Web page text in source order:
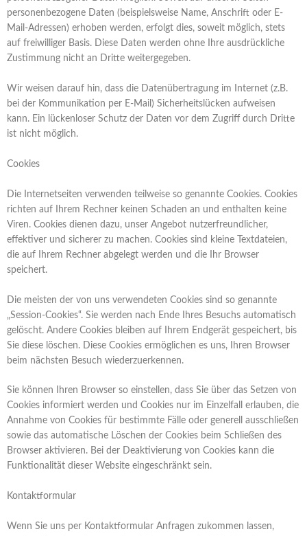
personenbezogene Daten (beispielsweise Name, Anschrift oder E-
Mail-Adressen) erhoben werden, erfolgt dies, soweit möglich, stets
auf freiwilliger Basis. Diese Daten werden ohne Ihre ausdrückliche
Zustimmung nicht an Dritte weitergegeben.
Wir weisen darauf hin, dass die Datenübertragung im Internet (z.B.
bei der Kommunikation per E-Mail) Sicherheitslücken aufweisen
kann. Ein lückenloser Schutz der Daten vor dem Zugriff durch Dritte
ist nicht möglich.
Cookies
Die Internetseiten verwenden teilweise so genannte Cookies. Cookies
richten auf Ihrem Rechner keinen Schaden an und enthalten keine
Viren. Cookies dienen dazu, unser Angebot nutzerfreundlicher,
effektiver und sicherer zu machen. Cookies sind kleine Textdateien,
die auf Ihrem Rechner abgelegt werden und die Ihr Browser
speichert.
Die meisten der von uns verwendeten Cookies sind so genannte
„Session-Cookies“. Sie werden nach Ende Ihres Besuchs automatisch
gelöscht. Andere Cookies bleiben auf Ihrem Endgerät gespeichert, bis
Sie diese löschen. Diese Cookies ermöglichen es uns, Ihren Browser
beim nächsten Besuch wiederzuerkennen.
Sie können Ihren Browser so einstellen, dass Sie über das Setzen von
Cookies informiert werden und Cookies nur im Einzelfall erlauben, die
Annahme von Cookies für bestimmte Fälle oder generell ausschließen
sowie das automatische Löschen der Cookies beim Schließen des
Browser aktivieren. Bei der Deaktivierung von Cookies kann die
Funktionalität dieser Website eingeschränkt sein.
Kontaktformular
Wenn Sie uns per Kontaktformular Anfragen zukommen lassen,